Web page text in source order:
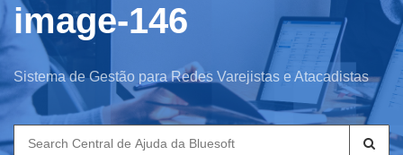
image-146
Sistema de Gestão para Redes Varejistas e Atacadistas
Search